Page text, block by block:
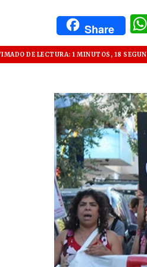
Share
DE LECTURA: 1 MINUTOS, 18